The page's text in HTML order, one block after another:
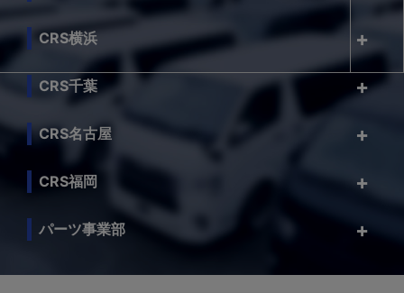
CRS横浜
CRS千葉
CRS名古屋
CRS福岡
パーツ事業部